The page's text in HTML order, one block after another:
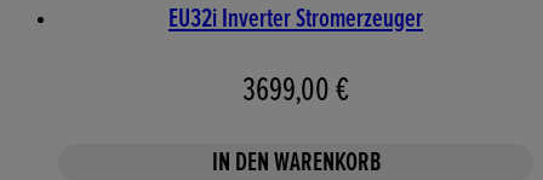
EU32i Inverter Stromerzeuger
3699,00 €
IN DEN WARENKORB